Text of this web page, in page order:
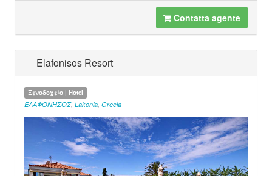
Contatta agente
Elafonisos Resort
Ξενοδοχείο | Hotel
ΕΛΑΦΟΝΗΣΟΣ, Lakonia, Grecia